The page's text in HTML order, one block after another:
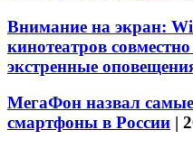
Внимание на экран:
кинотеатров
экстренные
МегаФон назвал
смартфоны в России |